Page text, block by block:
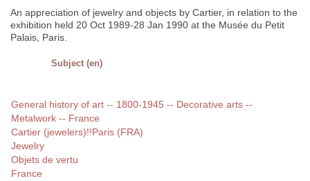
An appreciation of jewelry and objects by Cartier, in relation to the
exhibition held 20 Oct 1989-28 Jan 1990 at the Musée du Petit
Palais, Paris.
Subject (en)
General history of art -- 1800-1945 -- Decorative arts --
Metalwork -- France
Cartier (jewelers)!!Paris (FRA)
Jewelry
Objets de vertu
France